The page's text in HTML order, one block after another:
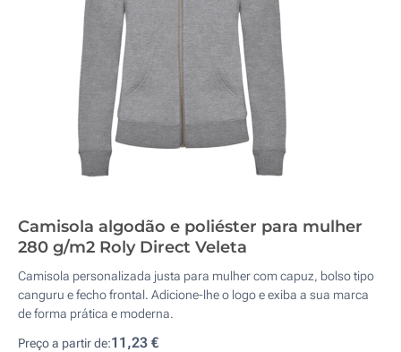
Camisola algodão e poliéster para mulher
280 g/m2 Roly Direct Veleta
Camisola personalizada justa para mulher com capuz, bolso tipo
canguru e fecho frontal. Adicione-lhe o logo e exiba a sua marca
de forma prática e moderna.
Preço a partir de:11,23 €